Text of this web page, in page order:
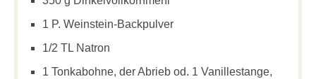
1 P. Weinstein-Backpulver
1/2 TL Natron
1 Tonkabohne, der Abrieb od. 1 Vanillestange,